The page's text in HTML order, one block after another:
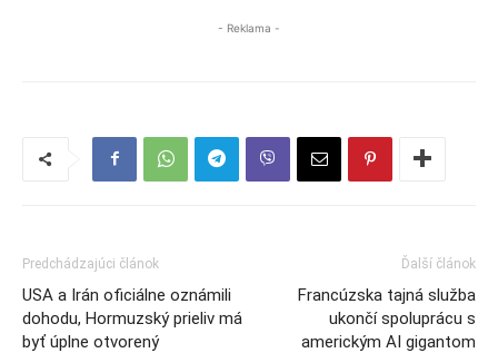
- Reklama -
Predchádzajúci článok
USA a Irán oficiálne oznámili
dohodu, Hormuzský prieliv má
byť úplne otvorený
Ďalší článok
Francúzska tajná služba
ukončí spoluprácu s
americkým AI gigantom